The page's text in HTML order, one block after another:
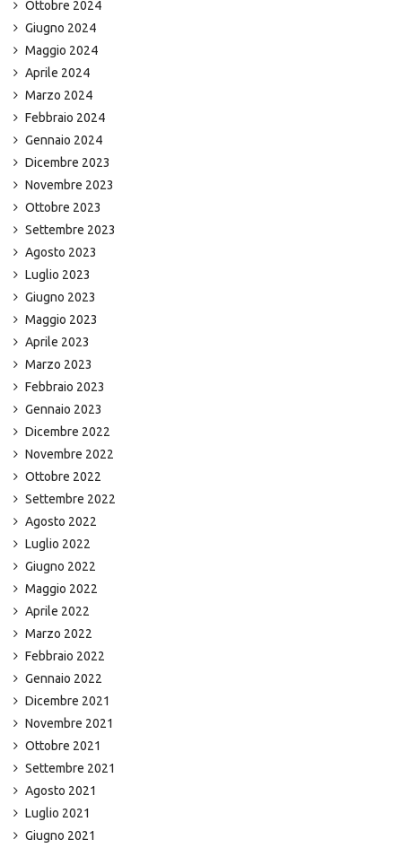
Ottobre 2024
Giugno 2024
Maggio 2024
Aprile 2024
Marzo 2024
Febbraio 2024
Gennaio 2024
Dicembre 2023
Novembre 2023
Ottobre 2023
Settembre 2023
Agosto 2023
Luglio 2023
Giugno 2023
Maggio 2023
Aprile 2023
Marzo 2023
Febbraio 2023
Gennaio 2023
Dicembre 2022
Novembre 2022
Ottobre 2022
Settembre 2022
Agosto 2022
Luglio 2022
Giugno 2022
Maggio 2022
Aprile 2022
Marzo 2022
Febbraio 2022
Gennaio 2022
Dicembre 2021
Novembre 2021
Ottobre 2021
Settembre 2021
Agosto 2021
Luglio 2021
Giugno 2021